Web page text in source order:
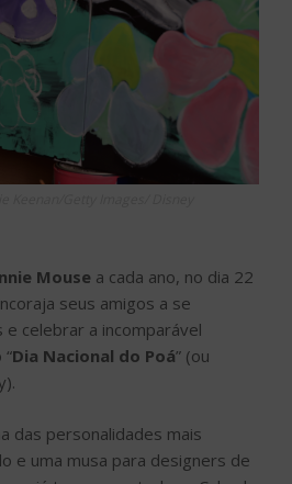
Mouse a cada ano, no dia 22
seus amigos a se
celebrar a incomparável
Dia Nacional do Poá” (ou
das personalidades mais
e uma musa para designers de